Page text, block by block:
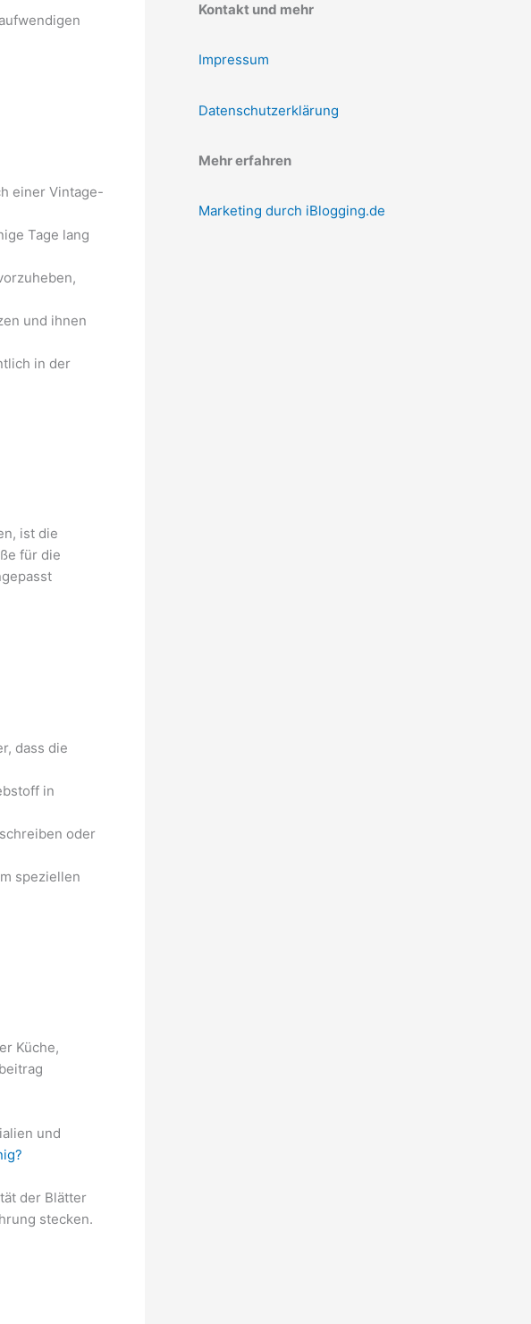
einer Vintage-
Tage lang
und ihnen
in der
ist die
für die
dass die
in
oder
speziellen
Küche,
und
der Blätter
stecken.
Kontakt und mehr
Impressum
Datenschutzerklärung
Mehr erfahren
Marketing durch iBlogging.de